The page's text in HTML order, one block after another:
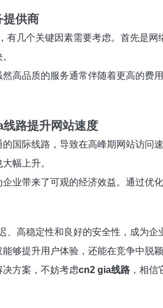
提供商
有几个关键因素需要考虑。首先是
高品质的服务通常伴随着更高的
路提升网站速度
国际线路，导致在高峰期网站访问
幅上升。
业带来了可观的经济效益。通过优
、高稳定性和良好的安全性，成为
够提升用户体验，还能在竞争中脱颖
方案，不妨考虑cn2 gia线路 ，相